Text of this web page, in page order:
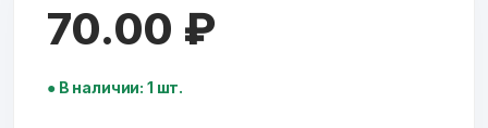
70.00 ₽
● В наличии: 1 шт.